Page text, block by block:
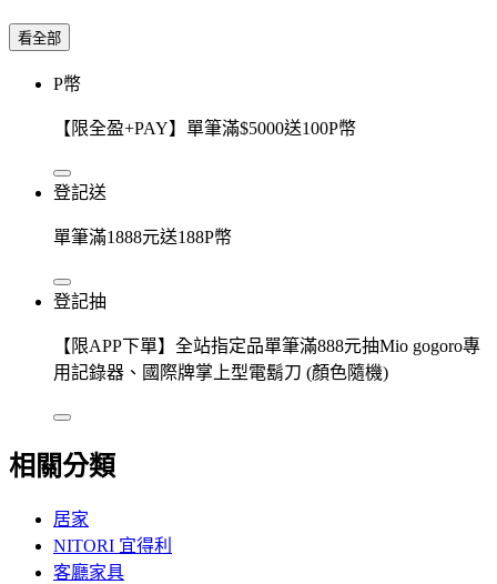
看全部
P幣
【限全盈+PAY】單筆滿$5000送100P幣
登記送
單筆滿1888元送188P幣
登記抽
【限APP下單】全站指定品單筆滿888元抽Mio gogoro專
用記錄器、國際牌掌上型電鬍刀 (顏色隨機)
相關分類
居家
NITORI 宜得利
客廳家具